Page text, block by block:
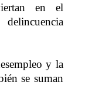
en el
y la
se suman